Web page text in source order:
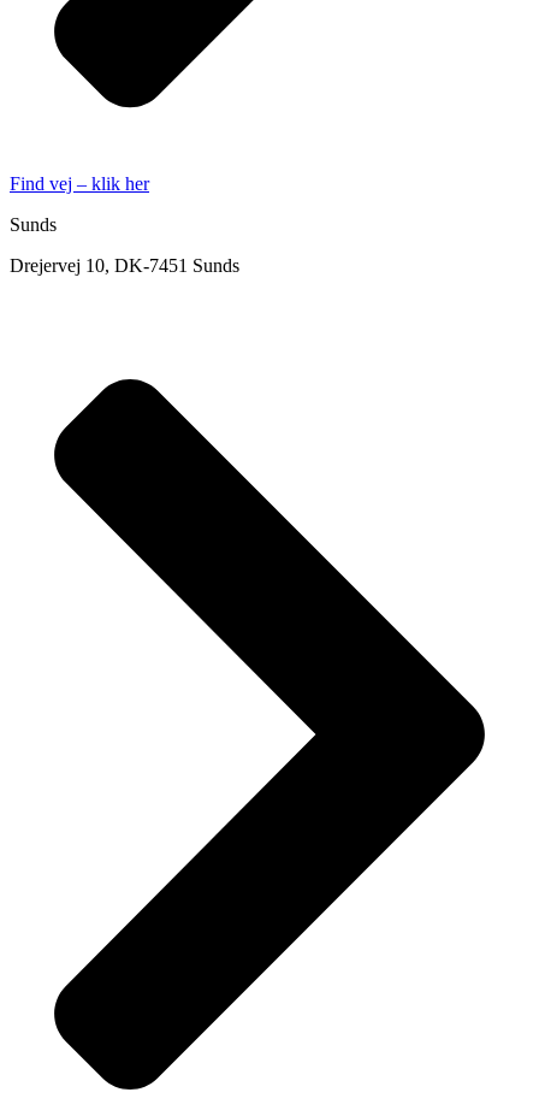
Find vej – klik her
Sunds
Drejervej 10, DK-7451 Sunds